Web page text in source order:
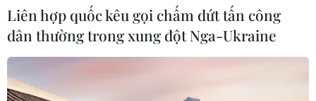
Liên hợp quốc kêu gọi chấm dứt tấn công
dân thường trong xung đột Nga-Ukraine